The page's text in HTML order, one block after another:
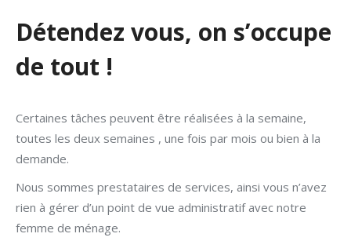
Détendez vous, on s’occupe
de tout !
Certaines tâches peuvent être réalisées à la semaine,
toutes les deux semaines , une fois par mois ou bien à la
demande.
Nous sommes prestataires de services, ainsi vous n’avez
rien à gérer d’un point de vue administratif avec notre
femme de ménage.